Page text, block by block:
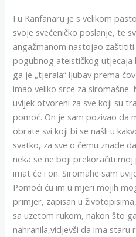
I u Kanfanaru je s velikom
svoje svećeničko poslanje, te
angažmanom nastojao
pogubnog ateističkog utjecaja
ga je „tjerala“ ljubav prema
imao veliko srce za siromašne.
uvijek otvoreni za sve koji su
pomoć. On je sam pozivao da
obrate svi koji bi se našli u
svatko, za sve o čemu znade
neka se ne boji prekoračiti
imat će i on. Siromahe sam
Pomoći ću im u mjeri mojih
primjer, zapisan u
sa uzetom rukom, nakon što
nahranila,vidjevši da ima staru